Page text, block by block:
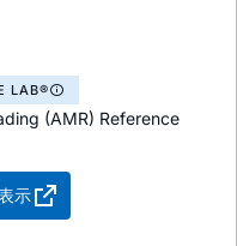
LAB®
(AMR) Reference
示